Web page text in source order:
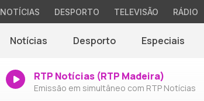
NOTÍCIAS DESPORTO TELEVISÃO RÁDIO
Notícias Desporto Especiais
RTP Notícias (RTP Madeira)
Emissão em simultâneo com RTP Notícias